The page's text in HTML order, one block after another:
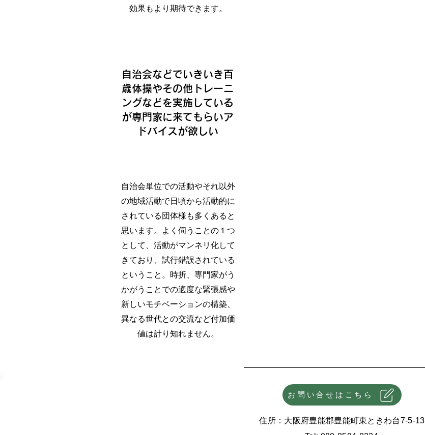
効果もより期待できます。
​自治会などでいきいき百
歳体操やその他トレーニ
ングなどを実施している
が専門家に来てもらいア
ドバイスが欲しい
自治会単位での活動やそれ以外
の地域活動で日頃から活動的に
されている団体様も多くあると
思います。よく伺うことの１つ
として、活動がマンネリ化して
きており、試行錯誤されている
ということ。時折、専門家がう
かがうことでの適度な緊張感や
新しいモチベーションの構築、
異なる世代との交流など付加価
値は計り知れません。
お問い合せはこちら
住所：大阪府豊能郡豊能町東ときわ台7-5-13